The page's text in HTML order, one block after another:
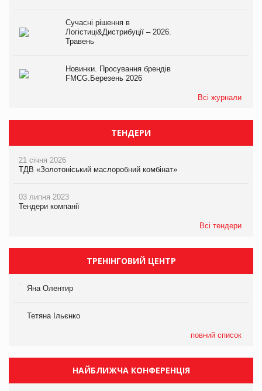
Сучасні рішення в
Логістиці&Дистрибуції – 2026.
Травень
Новинки. Просування брендів
FMCG.Березень 2026
Всі журнали
ТЕНДЕРИ
21 січня 2026
ТДВ «Золотоніський маслоробний комбінат»
03 липня 2023
Тендери компанії
Всі тендери
ТРЕНІНГОВИЙ ЦЕНТР
Яна Олентир
Тетяна Ільєнко
повний список
НАЙБЛИЖЧА КОНФЕРЕНЦІЯ